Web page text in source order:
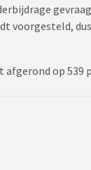
voorgesteld,
afgerond op 539